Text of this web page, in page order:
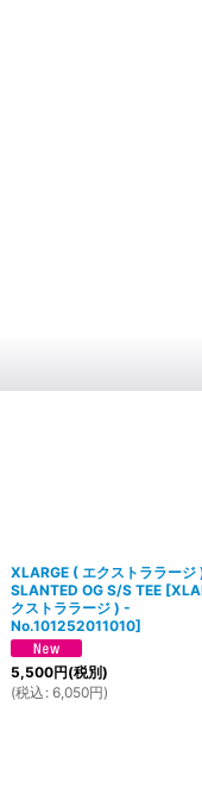
XLARGE ( エクストララージ
SLANTED OG S/S TEE [
クストララージ ) -
No.101252011010]
5,500円(税別)
(税込 : 6,050円)